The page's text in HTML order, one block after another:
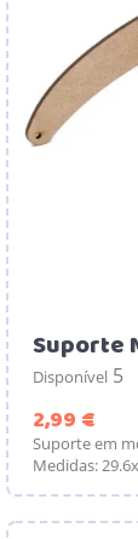
Suporte
Disponível 5
2,99 €
Suporte em
Medidas: